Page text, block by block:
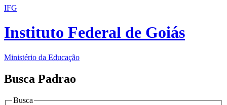
IFG
Instituto Federal de Goiás
Ministério da Educação
Busca Padrao
Busca